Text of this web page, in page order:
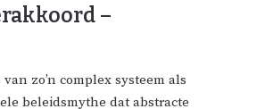
–
zo’n complex systeem als
beleidsmythe dat abstracte